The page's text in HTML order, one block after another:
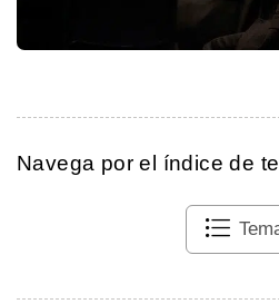
Navega por el índice de